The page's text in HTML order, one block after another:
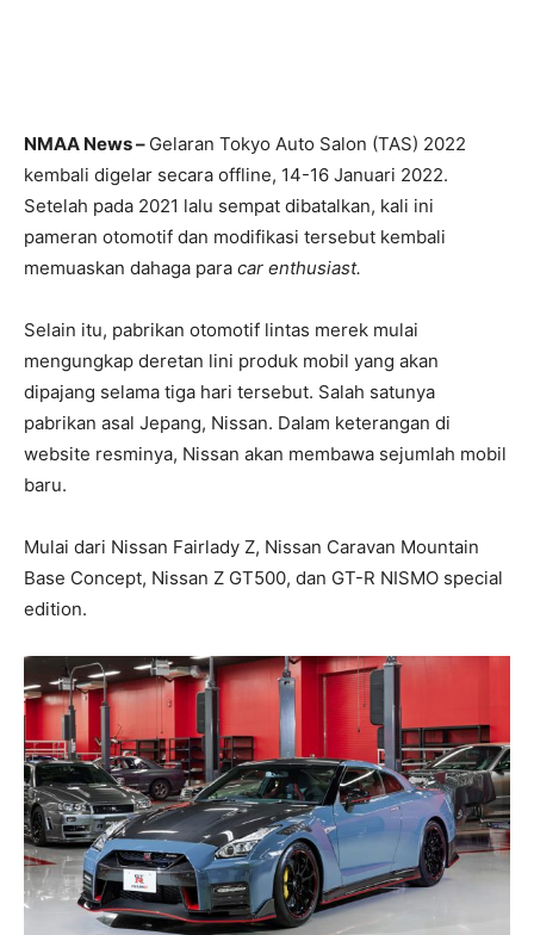
NMAA News – Gelaran Tokyo Auto Salon (TAS) 2022
kembali digelar secara offline, 14-16 Januari 2022.
Setelah pada 2021 lalu sempat dibatalkan, kali ini
pameran otomotif dan modifikasi tersebut kembali
memuaskan dahaga para car enthusiast.
Selain itu, pabrikan otomotif lintas merek mulai
mengungkap deretan lini produk mobil yang akan
dipajang selama tiga hari tersebut. Salah satunya
pabrikan asal Jepang, Nissan. Dalam keterangan di
website resminya, Nissan akan membawa sejumlah mobil
baru.
Mulai dari Nissan Fairlady Z, Nissan Caravan Mountain
Base Concept, Nissan Z GT500, dan GT-R NISMO special
edition.